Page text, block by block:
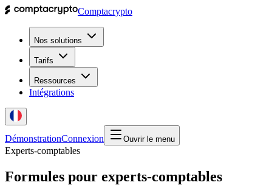
Comptacrypto
Nos solutions
Tarifs
Ressources
Intégrations
DémonstrationConnexion Ouvrir le menu
Experts-comptables
Formules pour experts-comptables